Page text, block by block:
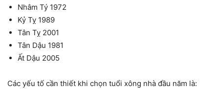
Nhâm Tý 1972
Kỷ Tỵ 1989
Tân Tỵ 2001
Tân Dậu 1981
Ất Dậu 2005
Các yếu tố cần thiết khi chọn tuổi xông nhà đầu năm là: